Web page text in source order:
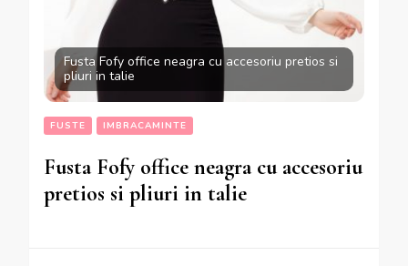
Fusta Fofy office neagra cu accesoriu pretios si
pliuri in talie
FUSTE IMBRACAMINTE
Fusta Fofy office neagra cu accesoriu
pretios si pliuri in talie